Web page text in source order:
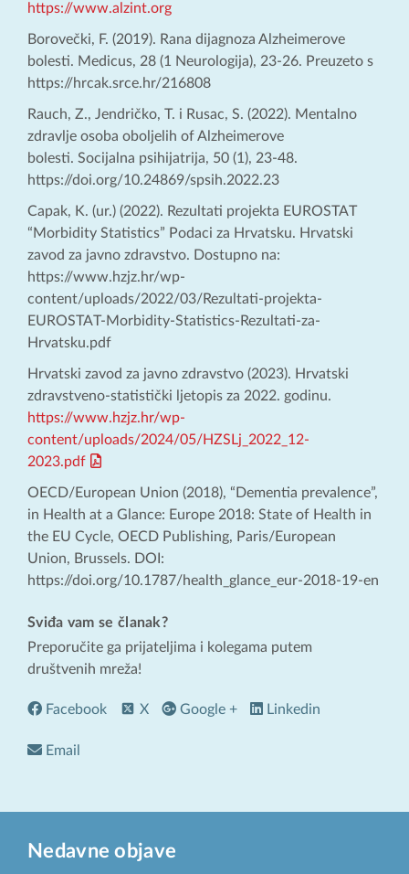
https://www.alzint.org
Borovečki, F. (2019). Rana dijagnoza Alzheimerove
bolesti. Medicus, 28 (1 Neurologija), 23-26. Preuzeto s
https://hrcak.srce.hr/216808
Rauch, Z., Jendričko, T. i Rusac, S. (2022). Mentalno
zdravlje osoba oboljelih of Alzheimerove
bolesti. Socijalna psihijatrija, 50 (1), 23-48.
https://doi.org/10.24869/spsih.2022.23
Capak, K. (ur.) (2022). Rezultati projekta EUROSTAT
“Morbidity Statistics” Podaci za Hrvatsku. Hrvatski
zavod za javno zdravstvo. Dostupno na:
https://www.hzjz.hr/wp-
content/uploads/2022/03/Rezultati-projekta-
EUROSTAT-Morbidity-Statistics-Rezultati-za-
Hrvatsku.pdf
Hrvatski zavod za javno zdravstvo (2023). Hrvatski
zdravstveno-statistički ljetopis za 2022. godinu.
https://www.hzjz.hr/wp-
content/uploads/2024/05/HZSLj_2022_12-
2023.pdf
OECD/European Union (2018), “Dementia prevalence”,
in Health at a Glance: Europe 2018: State of Health in
the EU Cycle, OECD Publishing, Paris/European
Union, Brussels. DOI:
https://doi.org/10.1787/health_glance_eur-2018-19-en
Sviđa vam se članak?
Preporučite ga prijateljima i kolegama putem
društvenih mreža!
Facebook X Google + Linkedin
Email
Nedavne objave